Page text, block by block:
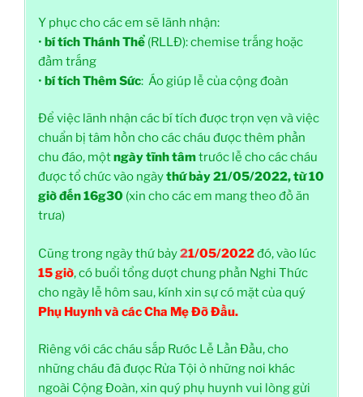
Y phục cho các em sẽ lãnh nhận:
• bí tích Thánh Thể (RLLĐ): chemise trắng hoặc
đầm trắng
• bí tích Thêm Sức: Áo giúp lễ của cộng đoàn
Để việc lãnh nhận các bí tích được trọn vẹn và việc
chuẩn bị tâm hồn cho các cháu được thêm phần
chu đáo, mộtngày tĩnh tâmtrước lễ cho các cháu
được tổ chức vào ngàythứ bảy 21/05/2022, từ 10
giờ đến 16g30 (xin cho các em mang theo đồ ăn
trưa)
Cũng trong ngày thứ bảy21/05/2022đó, vào lúc
15 giờ, có buổi tổng dượt chung phần Nghi Thức
cho ngày lễ hôm sau, kính xin sự có mặt của quý
Phụ Huynh và các Cha Mẹ Đỡ Đầu.
Riêng với các cháu sắp Rước Lễ Lần Đầu, cho
những cháu đã được Rửa Tội ở những nơi khác
ngoài Cộng Đoàn, xin quý phụ huynh vui lòng gửi